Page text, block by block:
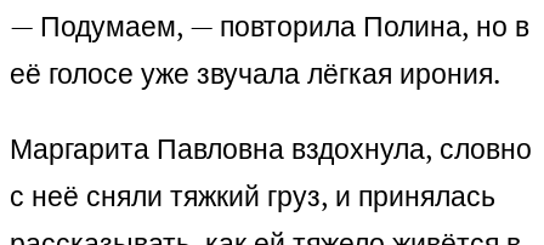
— Подумаем, — повторила Полина, но в
её голосе уже звучала лёгкая ирония.
Маргарита Павловна вздохнула, словно
с неё сняли тяжкий груз, и принялась